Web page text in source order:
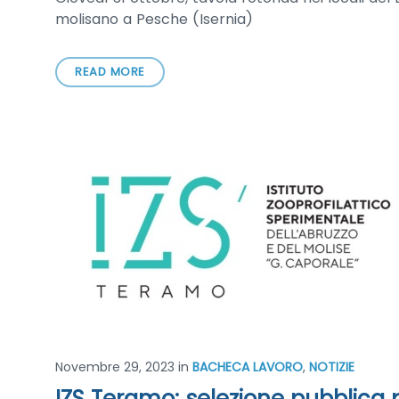
molisano a Pesche (Isernia)
READ MORE
Novembre 29, 2023 in BACHECA LAVORO, NOTIZIE